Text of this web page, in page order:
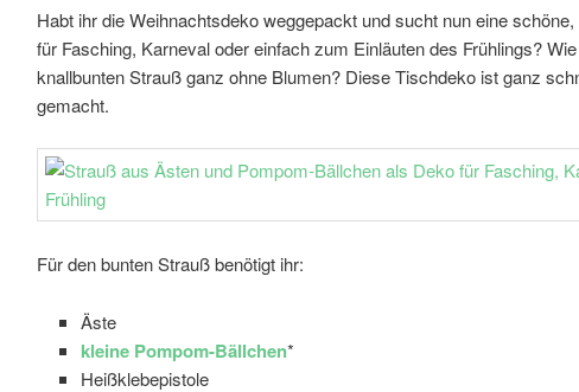
Habt ihr die Weihnachtsdeko weggepackt und sucht nun eine
für Fasching, Karneval oder einfach zum Einläuten des Frühlings?
knallbunten Strauß ganz ohne Blumen? Diese Tischdeko ist ganz
gemacht.
Für den bunten Strauß benötigt ihr:
Äste
kleine Pompom-Bällchen*
Heißklebepistole